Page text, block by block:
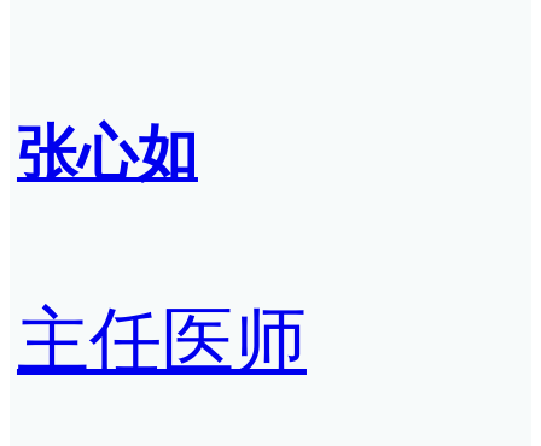
张心如
主任医师